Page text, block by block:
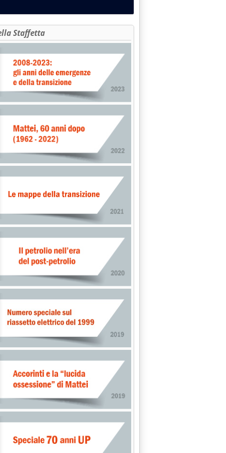
Staffetta